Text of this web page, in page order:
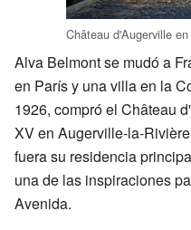
Château d'Augerville
Alva Belmont se mudó a
en París y una villa en la
1926, compró el Château
XV en Augerville-la-
fuera su residencia
una de las inspiraciones
Avenida.